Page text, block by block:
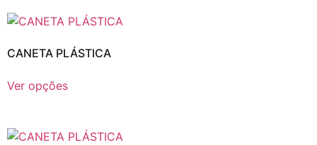
CANETA PLÁSTICA
Ver opções